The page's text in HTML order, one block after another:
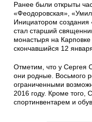
Ранее были открыты
«Феодоровская»,
Инициатором
стал старший
монастыря на
скончавшийся 12
Отметим, что у Сергея
они родные. Восьмого
ограниченными
2016 году. Кроме того,
спортинвентарем и